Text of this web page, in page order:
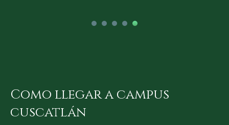
Como llegar a campus
cuscatlán